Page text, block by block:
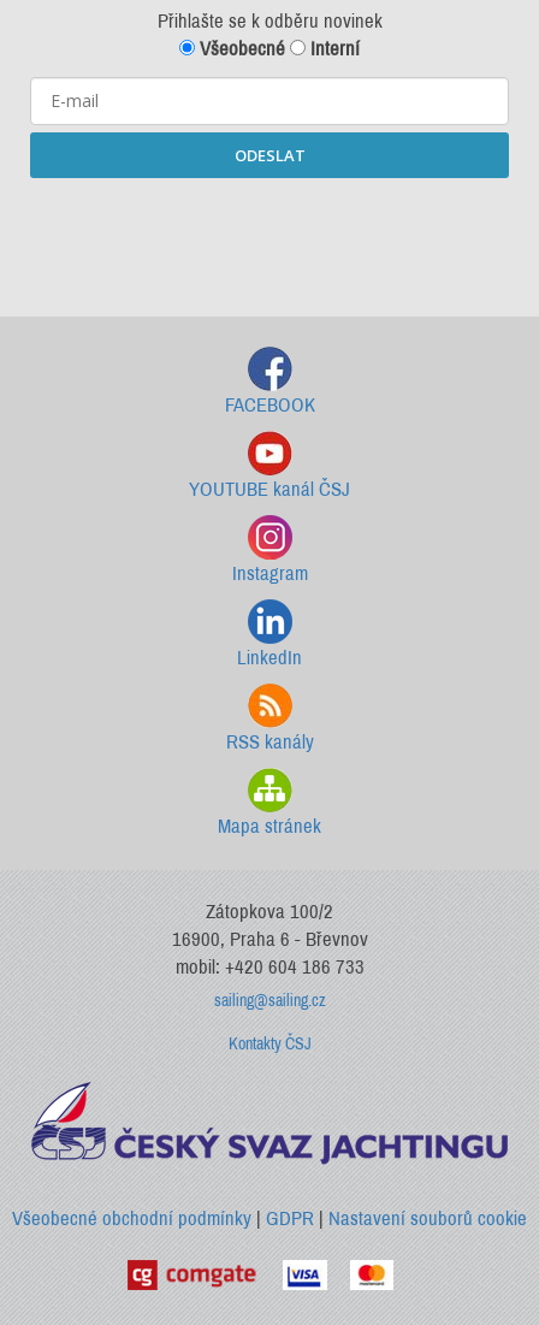
Přihlašte se k odběru novinek
Všeobecné
Interní
ODESLAT
FACEBOOK
YOUTUBE kanál ČSJ
Instagram
LinkedIn
RSS kanály
Mapa stránek
Zátopkova 100/2
16900, Praha 6 - Břevnov
mobil: +420 604 186 733
sailing@sailing.cz
Kontakty ČSJ
Všeobecné obchodní podmínky| GDPR |Nastavení souborů cookie